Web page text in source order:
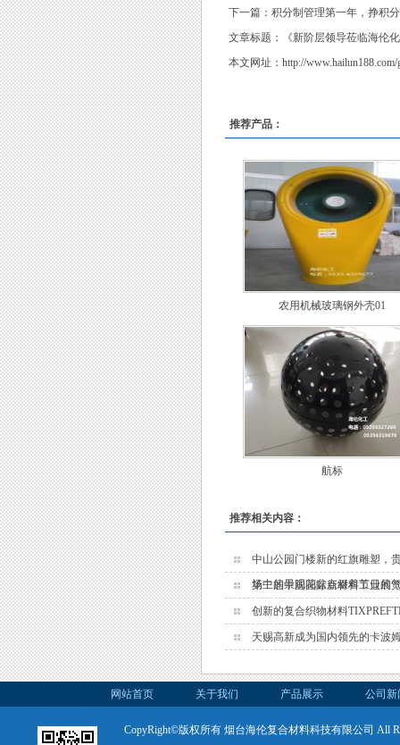
下一篇： 积分制管理第一年，挣积
文章标题：《新阶层领导莅临海伦
本文网址： http://
推荐产品：
农用机械玻璃钢外壳01
航标
推荐相关内容：
中山公园门楼新的红旗雕塑，
场中的景观花盆点缀着节日的
第二届中国国际新材料工业展
创新的复合织物材料
天赐高新成为国内领先的卡波
网站首页 关于我们 产品展示 公司新
CopyRight©版权所有 烟台海伦复合材料科技有限公司 All